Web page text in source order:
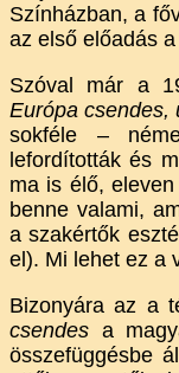
Színházban, a
az első előadás
Szóval már a
Európa csendes,
sokféle –
lefordították és
ma is élő,
benne valami,
a szakértők
el). Mi lehet ez a
Bizonyára az a
csendes a
összefüggésbe